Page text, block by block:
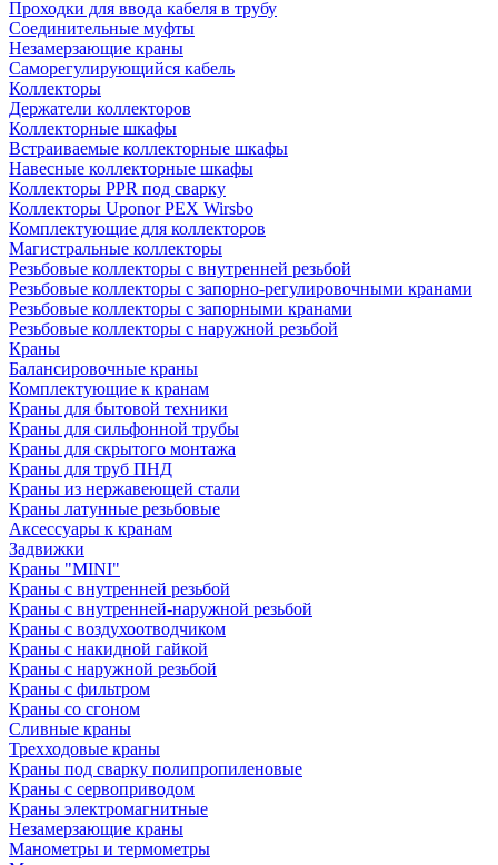
Проходки для ввода кабеля в трубу
Соединительные муфты
Незамерзающие краны
Саморегулирующийся кабель
Коллекторы
Держатели коллекторов
Коллекторные шкафы
Встраиваемые коллекторные шкафы
Навесные коллекторные шкафы
Коллекторы PPR под сварку
Коллекторы Uponor PEX Wirsbo
Комплектующие для коллекторов
Магистральные коллекторы
Резьбовые коллекторы с внутренней резьбой
Резьбовые коллекторы с запорно-регулировочными кранами
Резьбовые коллекторы с запорными кранами
Резьбовые коллекторы с наружной резьбой
Краны
Балансировочные краны
Комплектующие к кранам
Краны для бытовой техники
Краны для сильфонной трубы
Краны для скрытого монтажа
Краны для труб ПНД
Краны из нержавеющей стали
Краны латунные резьбовые
Аксессуары к кранам
Задвижки
Краны "MINI"
Краны с внутренней резьбой
Краны с внутренней-наружной резьбой
Краны с воздухоотводчиком
Краны с накидной гайкой
Краны с наружной резьбой
Краны с фильтром
Краны со сгоном
Сливные краны
Трехходовые краны
Краны под сварку полипропиленовые
Краны с сервоприводом
Краны электромагнитные
Незамерзающие краны
Манометры и термометры